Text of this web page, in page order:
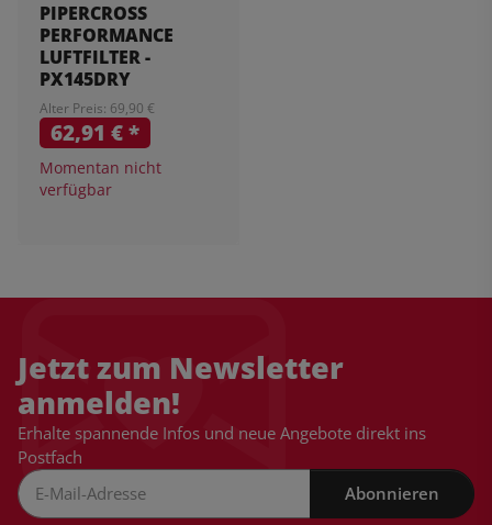
PIPERCROSS
PERFORMANCE
LUFTFILTER -
PX145DRY
Alter Preis: 69,90 €
62,91 €*
Momentan nicht
verfügbar
Jetzt zum Newsletter
anmelden!
Erhalte spannende Infos und neue Angebote direkt ins
Postfach
Abonnieren